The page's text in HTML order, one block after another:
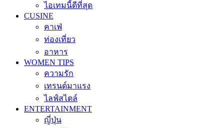
ไอเทมนี้ดีที่สุด
CUSINE
คาเฟ่
ท่องเที่ยว
อาหาร
WOMEN TIPS
ความรัก
เทรนด์มาแรง
ไลฟ์สไตล์
ENTERTAINMENT
ญี่ปุ่น